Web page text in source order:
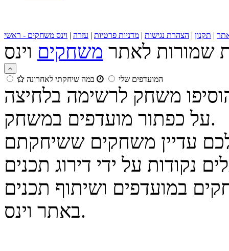
| תקנון | הצהרת נגישות | מדניות פרטיות | עזרה | וינס משחקים - ראשי
שמורות לאתר משחקים
המועדפים שלי במה שיחקתי לאחרונה
משחק לרשימה בלחיצה
על כפתור מועדפים במשחק.
על ידי דירוג תכנים
במועדפים ושיתוף תכנים
באתר וינס.